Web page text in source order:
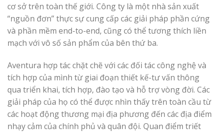
cơ sở trên toàn thế giới. Công ty là một nhà sản xuất
“nguồn đơn” thực sự cung cấp các giải pháp phần cứng
và phần mềm end-to-end, cũng có thể tương thích liền
mạch với vô số sản phẩm của bên thứ ba.
Aventura hợp tác chặt chẽ với các đối tác công nghệ và
tích hợp của mình từ giai đoạn thiết kế-tư vấn thông
qua triển khai, tích hợp, đào tạo và hỗ trợ vòng đời. Các
giải pháp của họ có thể được nhìn thấy trên toàn cầu từ
các hoạt động thương mại địa phương đến các địa điểm
nhạy cảm của chính phủ và quân đội. Quan điểm triết